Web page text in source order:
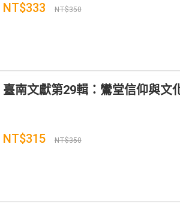
NT$333 NT$350
臺南文獻第29輯：鸞堂信仰與文
NT$315 NT$350